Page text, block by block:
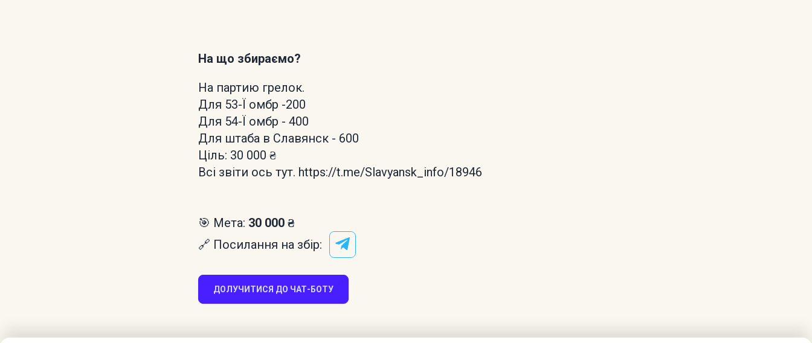
На що збираємо?
На партию грелок.
Для 53-Ї омбр -200
Для 54-Ї омбр - 400
Для штаба в Славянск - 600
Ціль: 30 000 ₴
Всі звіти ось тут. https://t.me/Slavyansk_info/18946
🎯 Мета: 30 000 ₴
🔗 Посилання на збір:
ДОЛУЧИТИСЯ ДО ЧАТ-БОТУ